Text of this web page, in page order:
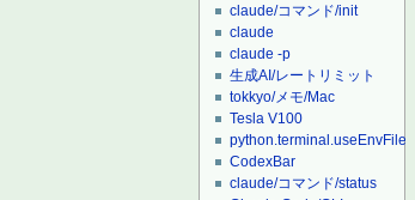
claude/コマンド/init
claude
claude -p
生成AI/レートリミット
tokkyo/メモ/Mac
Tesla V100
python.terminal.useEnvFile
CodexBar
claude/コマンド/status